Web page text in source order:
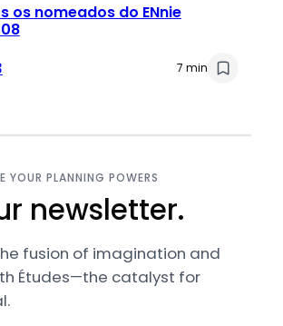
os nomeados do ENnie
7 min
YOUR PLANNING POWERS
newsletter.
fusion of imagination and
Études—the catalyst for